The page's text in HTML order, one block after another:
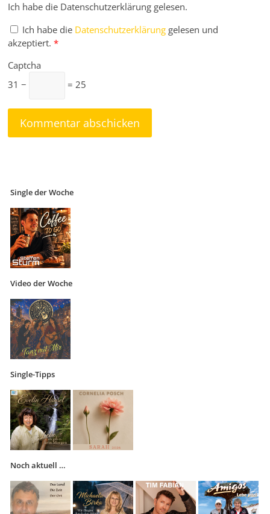
Ich habe die Datenschutzerklärung gelesen.
Ich habe die Datenschutzerklärung gelesen und
akzeptiert. *
Captcha
31 −
= 25
Single der Woche
Video der Woche
Single-Tipps
Noch aktuell …